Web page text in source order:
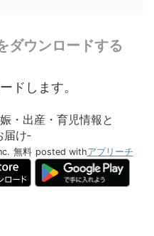
ダウンロードする
ドします。
・出産・育児情報と
届け‐
無料 posted withアプリーチ